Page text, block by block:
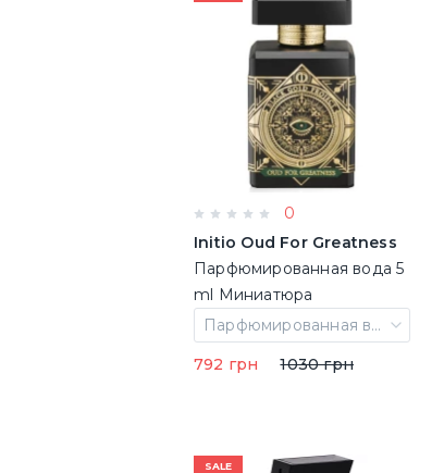
0
Initio Oud For Greatness
Парфюмированная вода 5
ml Миниатюра
Парфюмированная вода 5 ml Миниатюра
792 грн
1030 грн
SALE